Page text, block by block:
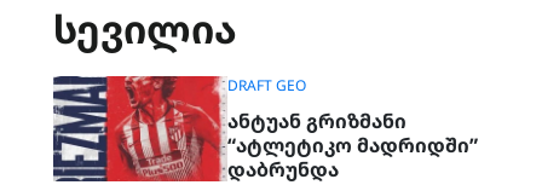
სევილია
DRAFT GEO
ანტუან გრიზმანი
“ატლეტიკო მადრიდში”
დაბრუნდა